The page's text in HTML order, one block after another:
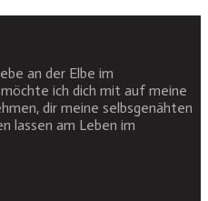
an der Elbe im
ich dich mit auf meine
dir meine selbsgenähten
lassen am Leben im